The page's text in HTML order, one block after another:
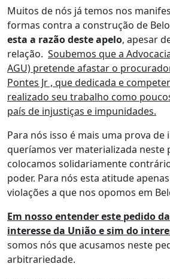
Muitos de nós já temos nos
formas contra a construção de
esta a razão deste apelo, apesar
relação. Soubemos que a
AGU) pretende afastar o
Pontes Jr , que dedicada e
realizado seu trabalho como
país de injustiças e impunidades.
Para nós isso é mais uma prova de
queríamos ver materializada neste
colocamos solidariamente
poder. Para nós esta atitude
violações a que nos opomos em
Em nosso entender este pedido
interesse da União e sim do
somos nós que acusamos neste
arbitrariedade.